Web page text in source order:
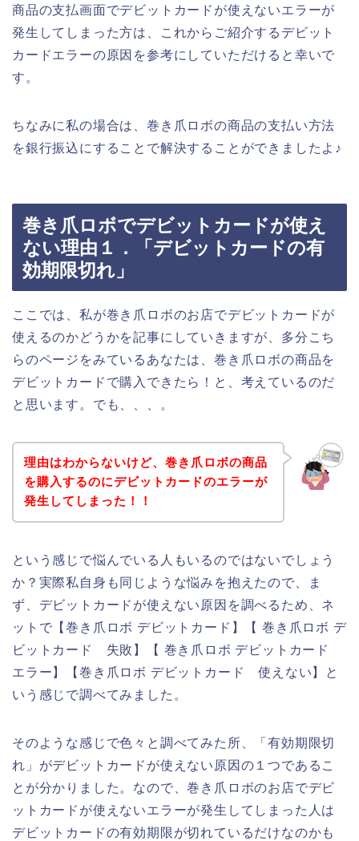
商品の支払画面でデビットカードが使えないエラーが
発生してしまった方は、これからご紹介するデビット
カードエラーの原因を参考にしていただけると幸いで
す。
ちなみに私の場合は、巻き爪ロボの商品の支払い方法
を銀行振込にすることで解決することができましたよ♪
巻き爪ロボでデビットカードが使え
ない理由１．「デビットカードの有
効期限切れ」
ここでは、私が巻き爪ロボのお店でデビットカードが
使えるのかどうかを記事にしていきますが、多分こち
らのページをみているあなたは、巻き爪ロボの商品を
デビットカードで購入できたら！と、考えているのだ
と思います。でも、、、。
理由はわからないけど、巻き爪ロボの商品
を購入するのにデビットカードのエラーが
発生してしまった！！
という感じで悩んでいる人もいるのではないでしょう
か？実際私自身も同じような悩みを抱えたので、ま
ず、デビットカードが使えない原因を調べるため、ネ
ットで【巻き爪ロボ デビットカード】【 巻き爪ロボ デ
ビットカード 失敗】【 巻き爪ロボ デビットカード
エラー】【巻き爪ロボ デビットカード 使えない】と
いう感じで調べてみました。
そのような感じで色々と調べてみた所、「有効期限切
れ」がデビットカードが使えない原因の１つであるこ
とが分かりました。なので、巻き爪ロボのお店でデビ
ットカードが使えないエラーが発生してしまった人は
デビットカードの有効期限が切れているだけなのかも